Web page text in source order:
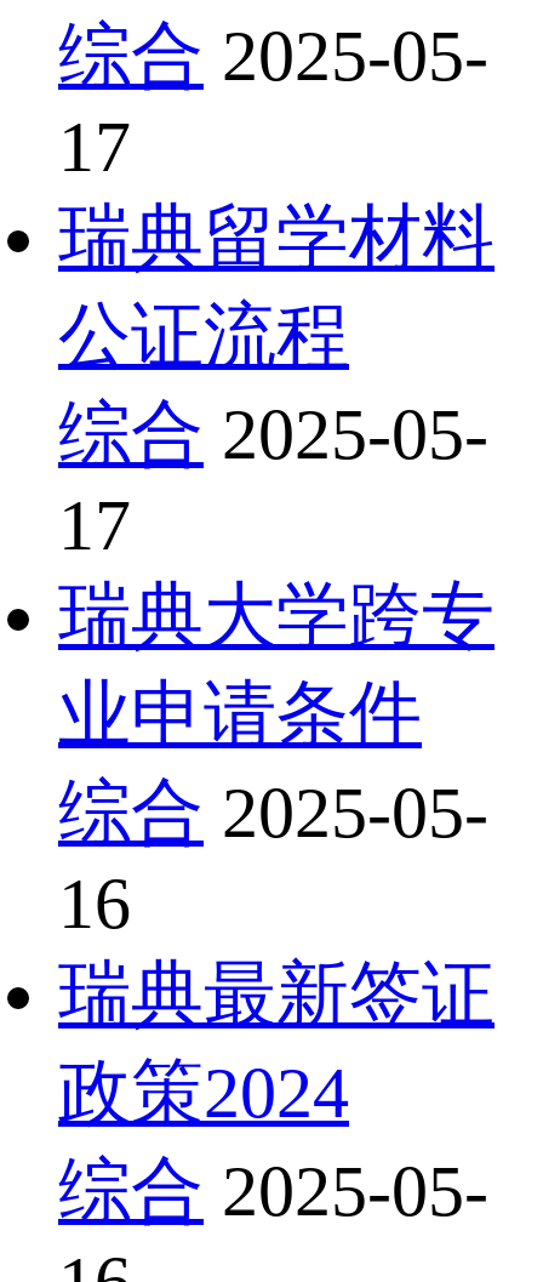
综合 2025-05-
17
瑞典留学材料
公证流程
综合 2025-05-
17
瑞典大学跨专
业申请条件
综合 2025-05-
16
瑞典最新签证
政策2024
综合 2025-05-